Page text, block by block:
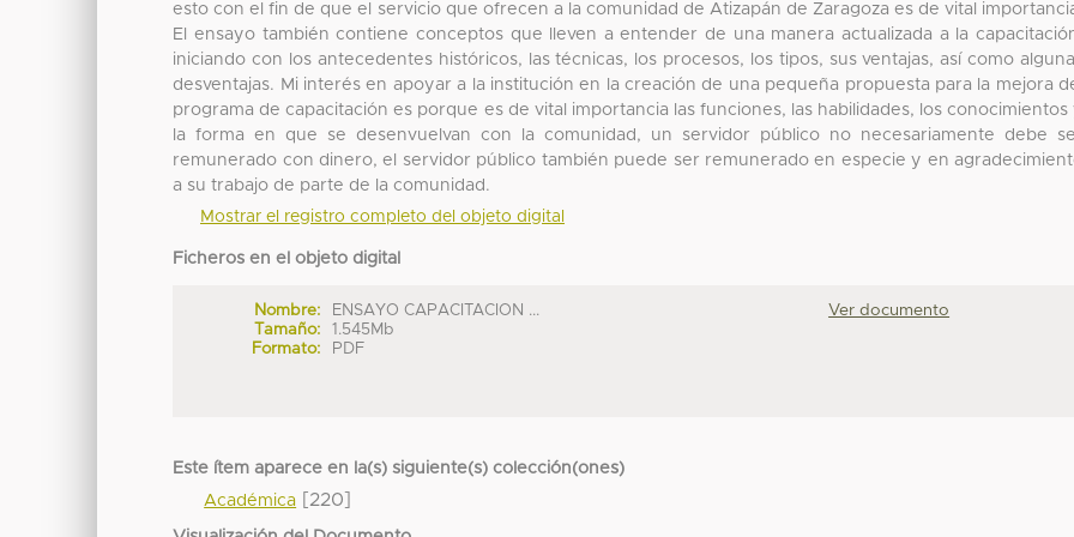
esto con el fin de que el servicio que ofrecen a la comunidad de Atizapán de Zaragoza es de vital
El ensayo también contiene conceptos que lleven a entender de una manera actualizada a la
iniciando con los antecedentes históricos, las técnicas, los procesos, los tipos, sus ventajas, así como
desventajas. Mi interés en apoyar a la institución en la creación de una pequeña propuesta para la mejora
programa de capacitación es porque es de vital importancia las funciones, las habilidades, los conocimientos
la forma en que se desenvuelvan con la comunidad, un servidor público no necesariamente debe
remunerado con dinero, el servidor público también puede ser remunerado en especie y en
a su trabajo de parte de la comunidad.
Mostrar el registro completo del objeto digital
Ficheros en el objeto digital
Nombre:
ENSAYO CAPACITACION ...
Tamaño:
1.545Mb
Formato:
PDF
Ver documento
Este ítem aparece en la(s) siguiente(s) colección(ones)
Académica [220]